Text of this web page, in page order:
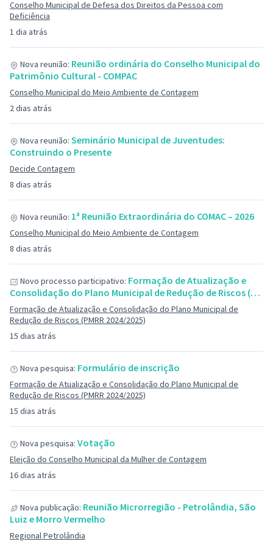
1 dia atrás
Conselho Municipal de Defesa dos Direitos da Pessoa com
Deficiência
2 dias atrás
Nova reunião: Reunião ordinária do Conselho Municipal do
Patrimônio Cultural - COMPAC
Conselho Municipal do Meio Ambiente de Contagem
8 dias atrás
Nova reunião: Seminário Municipal de Juventudes:
Construindo o Presente
Decide Contagem
8 dias atrás
Nova reunião: 1ª Reunião Extraordinária do COMAC – 2026
Conselho Municipal do Meio Ambiente de Contagem
15 dias atrás
Novo processo participativo: Formação de Atualização e
Consolidação do Plano Municipal de Redução de Riscos (…
Formação de Atualização e Consolidação do Plano Municipal de
Redução de Riscos (PMRR 2024/2025)
15 dias atrás
Nova pesquisa: Formulário de inscrição
Formação de Atualização e Consolidação do Plano Municipal de
Redução de Riscos (PMRR 2024/2025)
16 dias atrás
Nova pesquisa: Votação
Eleição do Conselho Municipal da Mulher de Contagem
Nova publicação: Reunião Microrregião - Petrolândia, São
Luiz e Morro Vermelho
Regional Petrolândia